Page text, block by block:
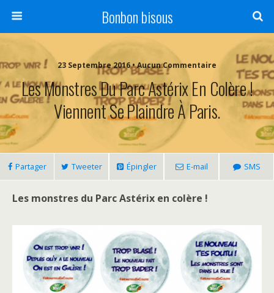
Bonbon bisous
23 Septembre 2016 • Aucun Commentaire
Les Monstres Du Parc Astérix En Colère !
Viennent Se Plaindre À Paris.
Partager Tweeter Épingler E-mail SMS
Les monstres du Parc Astérix en colère !